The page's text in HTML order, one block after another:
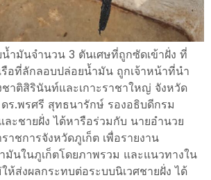
มันจำนวน 3 ตันเศษที่ถูกซัดเข้าฝั่ง ที่
รือที่ลักลอบปล่อยนํ้ามัน ถูกเจ้าหน้าที่นำ
าติสิรินันท์และเกาะราชาใหญ่ จังหวัด
ดร.พรศรี สุทธนารักษ์ รองอธิบดีกรม
ละชายฝั่ง ได้หารือร่วมกับ นายอำนวย
ชการจังหวัดภูเก็ต เพื่อรายงาน
นในภูเก็ตโดยภาพรวม และแนวทางใน
ห้ส่งผลกระทบต่อระบบนิเวศชายฝั่ง ได้